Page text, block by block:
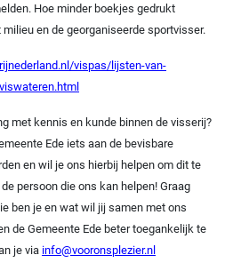
Hoe minder boekjes gedrukt
en de georganiseerde sportvisser.
vispas/lijsten-van-
met kennis en kunde binnen de visserij?
Ede iets aan de bevisbare
en wil je ons hierbij helpen om dit te
persoon die ons kan helpen! Graag
ben je en wat wil jij samen met ons
de Gemeente Ede beter toegankelijk te
je via info@vooronsplezier.nl